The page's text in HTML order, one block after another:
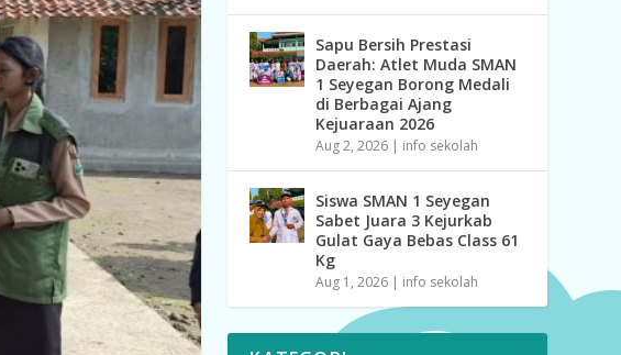
Sapu Bersih Prestasi
Daerah: Atlet Muda SMAN
1 Seyegan Borong Medali
di Berbagai Ajang
Kejuaraan 2026
Aug 2, 2026 | info sekolah
Siswa SMAN 1 Seyegan
Sabet Juara 3 Kejurkab
Gulat Gaya Bebas Class 61
Kg
Aug 1, 2026 | info sekolah